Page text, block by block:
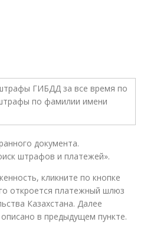
документа.
штрафов и платежей».
кликните по кнопке
откроется платежный шлюз
Казахстана. Далее
в предыдущем пункте.